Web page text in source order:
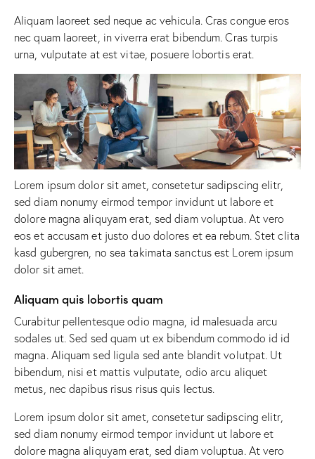
Aliquam laoreet sed neque ac vehicula. Cras congue eros
nec quam laoreet, in viverra erat bibendum. Cras turpis
urna, vulputate at est vitae, posuere lobortis erat.
Lorem ipsum dolor sit amet, consetetur sadipscing elitr,
sed diam nonumy eirmod tempor invidunt ut labore et
dolore magna aliquyam erat, sed diam voluptua. At vero
eos et accusam et justo duo dolores et ea rebum. Stet clita
kasd gubergren, no sea takimata sanctus est Lorem ipsum
dolor sit amet.
Aliquam quis lobortis quam
Curabitur pellentesque odio magna, id malesuada arcu
sodales ut. Sed sed quam ut ex bibendum commodo id id
magna. Aliquam sed ligula sed ante blandit volutpat. Ut
bibendum, nisi et mattis vulputate, odio arcu aliquet
metus, nec dapibus risus risus quis lectus.
Lorem ipsum dolor sit amet, consetetur sadipscing elitr,
sed diam nonumy eirmod tempor invidunt ut labore et
dolore magna aliquyam erat, sed diam voluptua. At vero